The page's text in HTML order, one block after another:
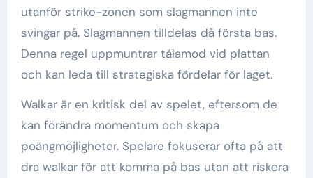
utanför strike-zonen som slagmannen inte
svingar på. Slagmannen tilldelas då första bas.
Denna regel uppmuntrar tålamod vid plattan
och kan leda till strategiska fördelar för laget.
Walkar är en kritisk del av spelet, eftersom de
kan förändra momentum och skapa
poängmöjligheter. Spelare fokuserar ofta på att
dra walkar för att komma på bas utan att riskera